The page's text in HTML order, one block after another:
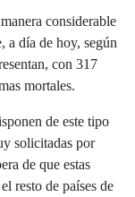
considerable
a día de hoy, según
con 317
mortales.
de este tipo
solicitadas por
de que estas
resto de países de